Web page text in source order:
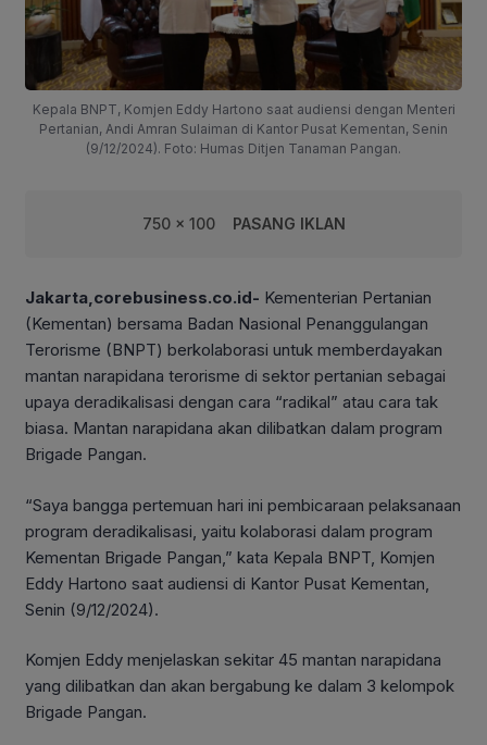
Kepala BNPT, Komjen Eddy Hartono saat audiensi dengan Menteri
Pertanian, Andi Amran Sulaiman di Kantor Pusat Kementan, Senin
(9/12/2024). Foto: Humas Ditjen Tanaman Pangan.
750 x 100 PASANG IKLAN
Jakarta,corebusiness.co.id- Kementerian Pertanian
(Kementan) bersama Badan Nasional Penanggulangan
Terorisme (BNPT) berkolaborasi untuk memberdayakan
mantan narapidana terorisme di sektor pertanian sebagai
upaya deradikalisasi dengan cara “radikal” atau cara tak
biasa. Mantan narapidana akan dilibatkan dalam program
Brigade Pangan.
“Saya bangga pertemuan hari ini pembicaraan pelaksanaan
program deradikalisasi, yaitu kolaborasi dalam program
Kementan Brigade Pangan,” kata Kepala BNPT, Komjen
Eddy Hartono saat audiensi di Kantor Pusat Kementan,
Senin (9/12/2024).
Komjen Eddy menjelaskan sekitar 45 mantan narapidana
yang dilibatkan dan akan bergabung ke dalam 3 kelompok
Brigade Pangan.